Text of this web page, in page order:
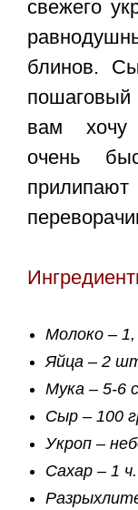
свежего
блинов.
вам хочу
очень
Молоко –
Яйца – 2
Мука – 5-6
Сыр – 100
Укроп –
Сахар – 1